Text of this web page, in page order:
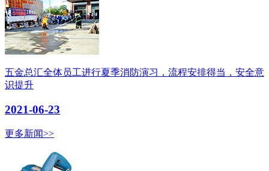
五金总汇全体员工进行夏季消防演习，流程安排得当，安全意
识提升
2021-06-23
更多新闻>>